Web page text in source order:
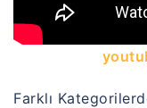
Farklı